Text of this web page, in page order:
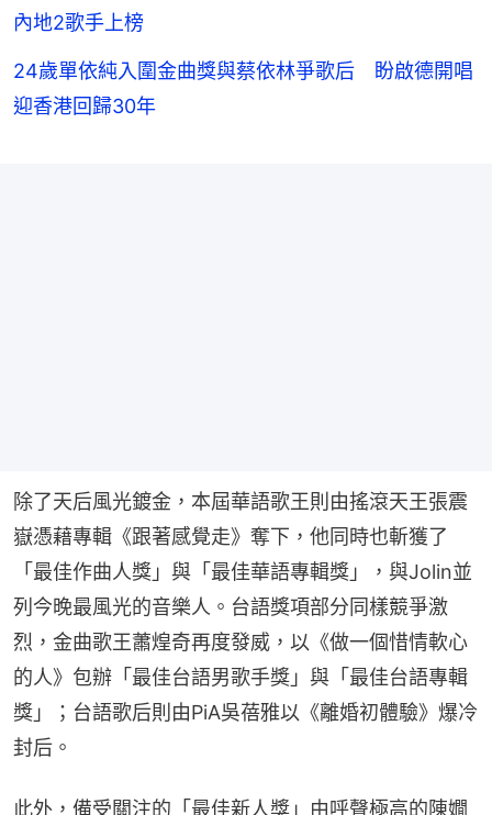
內地2歌手上榜
24歲單依純入圍金曲獎與蔡依林爭歌后 盼啟德開唱
迎香港回歸30年
除了天后風光鍍金，本屆華語歌王則由搖滾天王張震
嶽憑藉專輯《跟著感覺走》奪下，他同時也斬獲了
「最佳作曲人獎」與「最佳華語專輯獎」，與Jolin並
列今晚最風光的音樂人。台語獎項部分同樣競爭激
烈，金曲歌王蕭煌奇再度發威，以《做一個惜情軟心
的人》包辦「最佳台語男歌手獎」與「最佳台語專輯
獎」；台語歌后則由PiA吳蓓雅以《離婚初體驗》爆冷
封后。
此外，備受關注的「最佳新人獎」由呼聲極高的陳嫺